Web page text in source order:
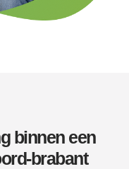
binnen een
brabant